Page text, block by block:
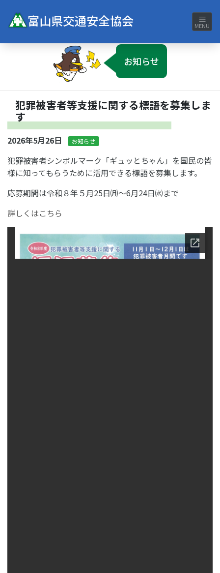
富山県交通安全協会 MENU
お知らせ
犯罪被害者等支援に関する標語を募集しま
す
2026年5月26日 お知らせ
犯罪被害者シンボルマーク「ギュッとちゃん」を国民の皆
様に知ってもらうために活用できる標語を募集します。
応募期間は令和８年５月25日㈪～6月24日㈬まで
詳しくはこちら